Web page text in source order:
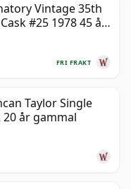
Vintage 35th
#25 1978 45 år
FRI FRAKT
Taylor Single
20 år gammal